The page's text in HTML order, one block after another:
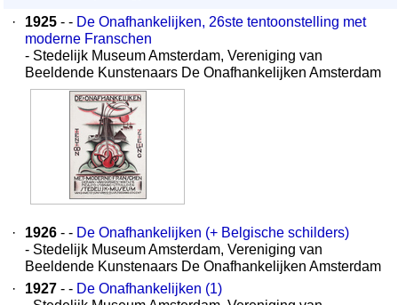
·
1925 - - De Onafhankelijken, 26ste tentoonstelling met
moderne Franschen
- Stedelijk Museum Amsterdam, Vereniging van
Beeldende Kunstenaars De Onafhankelijken Amsterdam
· 1926 - - De Onafhankelijken (+ Belgische schilders)
- Stedelijk Museum Amsterdam, Vereniging van
Beeldende Kunstenaars De Onafhankelijken Amsterdam
·
1927 - - De Onafhankelijken (1)